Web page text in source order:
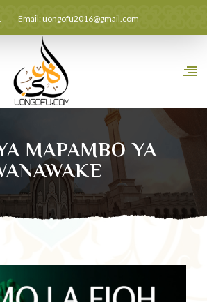
Email:uongofu2016@gmail.com
MAPAMBO YA